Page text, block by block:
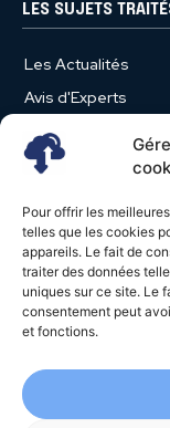
Pour offrir les
telles que les cookies
appareils. Le fait de
traiter des données
uniques sur ce site. Le
consentement peut
et fonctions.
LES SUJETS
Les Actualités
Avis d'Experts
Produits et Services
Vie d'entreprise
Nominations
Études
Évènements
Video News